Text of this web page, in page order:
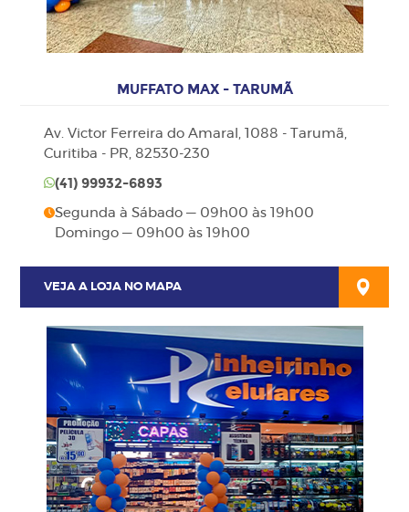
MUFFATO MAX - TARUMÃ
Av. Victor Ferreira do Amaral, 1088 - Tarumã,
Curitiba - PR, 82530-230
(41)99932-6893
Segunda à Sábado — 09h00 às 19h00
Domingo — 09h00 às 19h00
VEJA A LOJA NO MAPA